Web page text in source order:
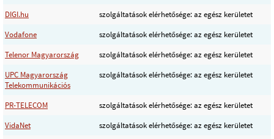
DIGI.hu
szolgáltatások elérhetősége: az egész kerületet
Vodafone
szolgáltatások elérhetősége: az egész kerületet
Telenor Magyarország
szolgáltatások elérhetősége: az egész kerületet
UPC Magyarország
Telekommunikációs
szolgáltatások elérhetősége: az egész kerületet
PR-TELECOM
szolgáltatások elérhetősége: az egész kerületet
VidaNet
szolgáltatások elérhetősége: az egész kerületet